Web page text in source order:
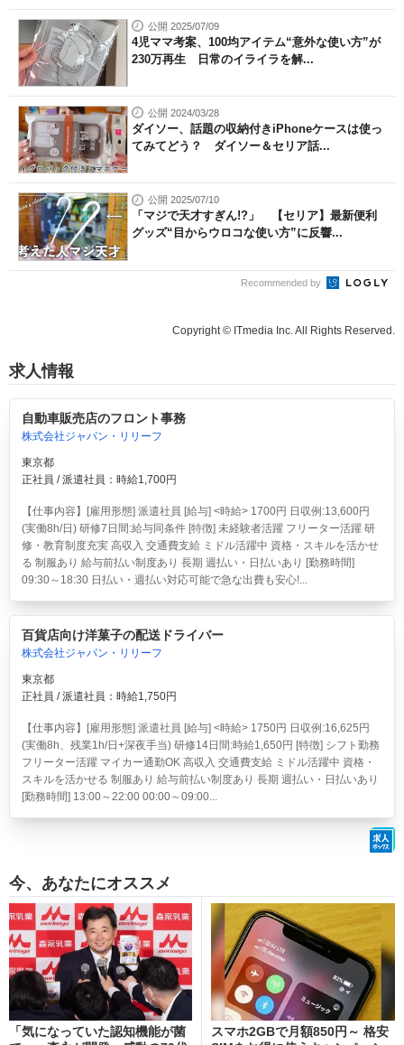
公開 2025/07/09
4児ママ考案、100均アイテム“意外な使い方”が
230万再生 日常のイライラを解...
公開 2024/03/28
ダイソー、話題の収納付きiPhoneケースは使っ
てみてどう？ ダイソー＆セリア話...
公開 2025/07/10
「マジで天才すぎん!?」 【セリア】最新便利
グッズ“目からウロコな使い方”に反響...
Recommended by
Copyright © ITmedia Inc. All Rights Reserved.
求人情報
自動車販売店のフロント事務
株式会社ジャパン・リリーフ
東京都
正社員 / 派遣社員：時給1,700円
【仕事内容】[雇用形態] 派遣社員 [給与] <時給> 1700円 日収例:13,600円
(実働8h/日) 研修7日間:給与同条件 [特徴] 未経験者活躍 フリーター活躍 研
修・教育制度充実 高収入 交通費支給 ミドル活躍中 資格・スキルを活かせ
る 制服あり 給与前払い制度あり 長期 週払い・日払いあり [勤務時間]
09:30～18:30 日払い・週払い対応可能で急な出費も安心!...
百貨店向け洋菓子の配送ドライバー
株式会社ジャパン・リリーフ
東京都
正社員 / 派遣社員：時給1,750円
【仕事内容】[雇用形態] 派遣社員 [給与] <時給> 1750円 日収例:16,625円
(実働8h、残業1h/日+深夜手当) 研修14日間:時給1,650円 [特徴] シフト勤務
フリーター活躍 マイカー通勤OK 高収入 交通費支給 ミドル活躍中 資格・
スキルを活かせる 制服あり 給与前払い制度あり 長期 週払い・日払いあり
[勤務時間] 13:00～22:00 00:00～09:00...
今、あなたにオススメ
「気になっていた認知機能が菌
スマホ2GBで月額850円～ 格安